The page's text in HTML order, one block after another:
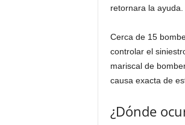
retornara la ayuda.
Cerca de 15
controlar el
mariscal de
causa exacta de
¿Dónde